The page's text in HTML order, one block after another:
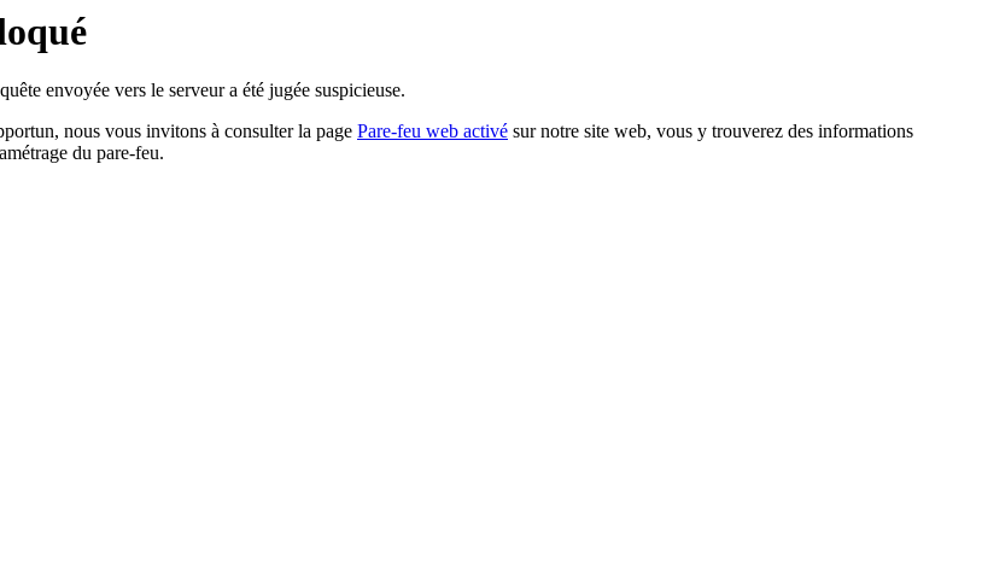
envoyée vers le serveur a été jugée suspicieuse.
nous vous invitons à consulter la page Pare-feu web activé sur notre site web, vous y trouverez des informations
du pare-feu.